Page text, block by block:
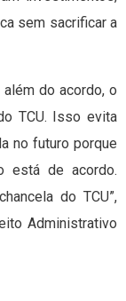
sem sacrificar a
além do acordo, o
TCU. Isso evita
no futuro porque
está de acordo.
do TCU”,
Administrativo